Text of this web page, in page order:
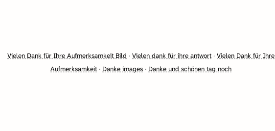
Vielen Dank für Ihre Aufmerksamkeit Bild · Vielen dank für ihre antwort · Vielen Dank für Ihre
Aufmerksamkeit · Danke images · Danke und schönen tag noch